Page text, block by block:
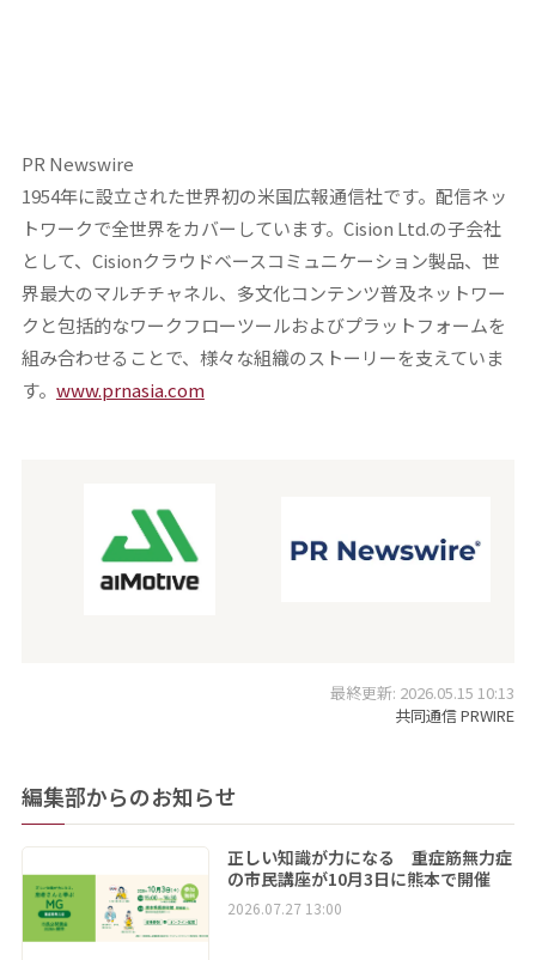
PR Newswire
1954年に設立された世界初の米国広報通信社です。配信ネッ
トワークで全世界をカバーしています。Cision Ltd.の子会社
として、Cisionクラウドベースコミュニケーション製品、世
界最大のマルチチャネル、多文化コンテンツ普及ネットワー
クと包括的なワークフローツールおよびプラットフォームを
組み合わせることで、様々な組織のストーリーを支えていま
す。 www.prnasia.com
最終更新: 2026.05.15 10:13
共同通信 PRWIRE
編集部からのお知らせ
正しい知識が力になる 重症筋無力症
の市民講座が10月3日に熊本で開催
2026.07.27 13:00